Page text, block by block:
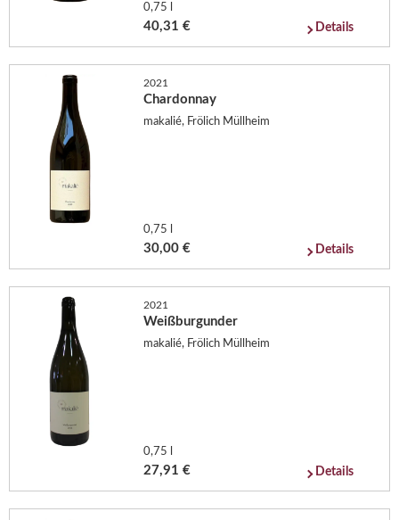
0,75 l
40,31 € Details
2021
Chardonnay
makalié, Frölich Müllheim
0,75 l
30,00 € Details
2021
Weißburgunder
makalié, Frölich Müllheim
0,75 l
27,91 € Details